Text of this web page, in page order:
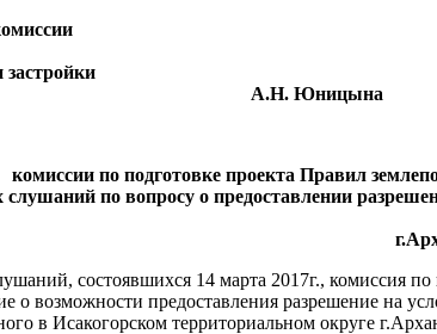
А.Н. Юницына
комиссии по подготовке проекта Правил
слушаний по вопросу о предоставлении
состоявшихся 14 марта 2017г., комиссия
о возможности предоставления разрешение на
в Исакогорском территориальном округе